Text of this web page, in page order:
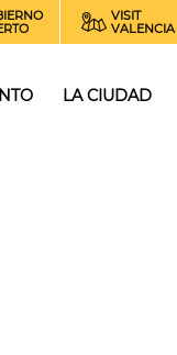
VISIT
VALENCIA
LA CIUDAD